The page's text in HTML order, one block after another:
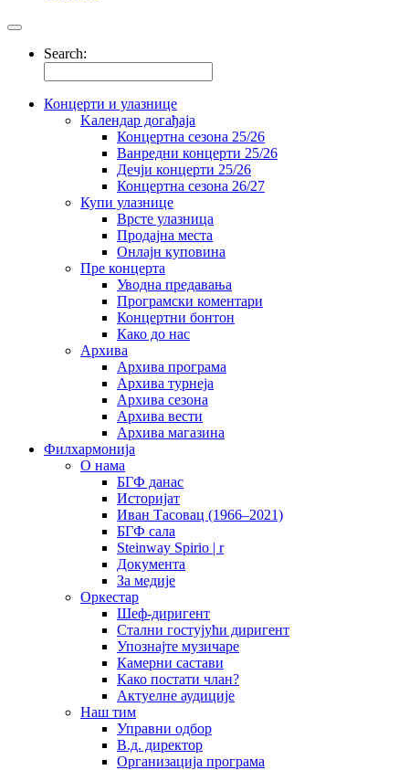
Search:
Концерти и улазнице
Kалендар догађаја
Концертна сезона 25/26
Ванредни концерти 25/26
Дечји концерти 25/26
Концертна сезона 26/27
Купи улазнице
Врсте улазница
Продајна места
Oнлајн куповинa
Пре концерта
Уводна предавања
Програмски коментари
Концертни бонтон
Како до нас
Архива
Архива програма
Архива турнеја
Архива сезона
Архива вести
Архива магазина
Филхармонија
О нама
БГФ данас
Историјат
Иван Тасовац (1966–2021)
БГФ сала
Steinway Spirio | r
Документа
За медије
Оркестар
Шеф-диригент
Стални гостујући диригент
Упознајте музичаре
Камерни састави
Како постати члан?
Актуелне аудиције
Наш тим
Управни одбор
В.д. директор
Организација програма